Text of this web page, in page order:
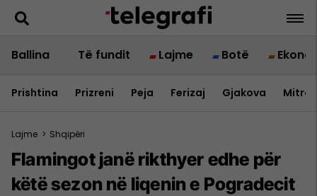
Ballina Të fundit Lajme Botë
Prishtina Prizreni Peja Ferizaj Gjakova
Lajme > Shqipëri
Flamingot janë rikthyer edhe për
këtë sezon në liqenin e Pogradecit